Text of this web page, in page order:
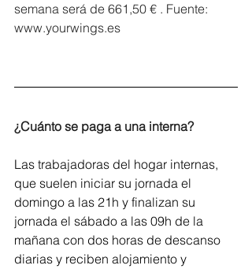
semana será de 661,50 € . Fuente:
www.yourwings.es
¿Cuánto se paga a una interna?
Las trabajadoras del hogar internas,
que suelen iniciar su jornada el
domingo a las 21h y finalizan su
jornada el sábado a las 09h de la
mañana con dos horas de descanso
diarias y reciben alojamiento y